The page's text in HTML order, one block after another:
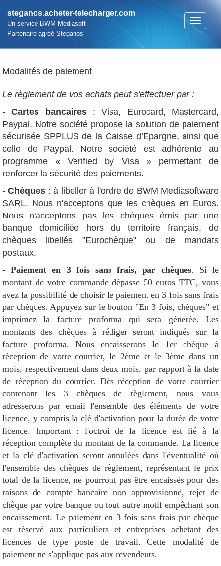
steganos.acheter-telecharger.com
Un service BWM Mediasoft
Partenaire agréé Steganos
Modalités de paiement
Le règlement de vos achats peut s'effectuer par :
-Cartes bancaires: Visa, Eurocard, Mastercard,
Paypal. Notre société propose la solution de paiement
sécurisée SPPLUS de la Caisse d’Epargne, ainsi que
celle de Paypal. Notre société est adhérente au
programme « Verified by Visa » permettant de
renforcer la sécurité des paiements.
-Chèques : à libeller à l'ordre de BWM Mediasoftware
SARL. Nous n'acceptons que les chèques en Euros.
Nous n'acceptons pas les chèques émis par une
banque domiciliée hors du territoire français, de
chèques libellés "Eurochèque" ou de mandats
postaux.
-Paiement en 3 fois sans frais, par chèques. Si le
montant de votre commande dépasse 50 euros TTC, vous
avez la possibilité de choisir le paiement en 3 fois sans frais
par chèques. Appuyez sur le bouton "En 3 fois, chèques" et
imprimez la facture proforma qui sera générée. Les
montants des chèques à rédiger seront indiqués sur la
facture proforma. Nous encaisserons le 1er chèque à
réception de votre courrier, le 2ème et le 3ème dans un
mois, respectivement dans deux mois, par rapport à la date
de réception du courrier. Dès réception de votre courrier
contenant les 3 chèques de règlement, nous vous
adresserons par email l'ensemble des éléments de votre
licence, y compris la clé d'activation pour la durée de votre
licence. Important : l'octroi de la licence est lié à la
réception complète du montant de la commande. La licence
et la clé d'activation seront annulées dans l'éventualité où
l'ensemble des chèques de règlement, représentant le prix
total de la licence, ne pourront pas être encaissés pour des
raisons de compte bancaire non approvisionné, rejet de
chèque par votre banque ou tout autre motif empêchant son
encaissement. Le paiement en 3 fois sans frais par chèque
est réservé aux particuliers et entreprises achetant des
licences de type poste de travail. Cette modalité de
paiement ne s'applique pas aux revendeurs.